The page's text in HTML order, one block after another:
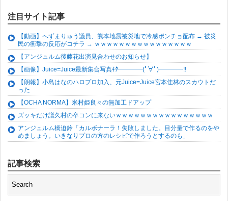
注目サイト記事
【動画】へずまりゅう議員、熊本地震被災地で冷感ポンチョ配布 → 被災
民の衝撃の反応がコチラ → ｗｗｗｗｗｗｗｗｗｗｗｗｗｗｗｗ
【アンジュルム後藤花出演見合わせのお知らせ】
【画像】Juice=Juice最新集合写真ｷﾀ━━━━(ﾟ∀ﾟ)━━━━!!
【朗報】小島はなのハロプロ加入、元Juice=Juice宮本佳林のスカウトだ
った
【OCHA NORMA】米村姫良々の無加工ドアップ
ズッキだけ譜久村の卒コンに来ないｗｗｗｗｗｗｗｗｗｗｗｗｗｗｗｗ
アンジュルム橋迫鈴「カルボナーラ！失敗しました。目分量で作るのをや
めましょう。いきなりプロの方のレシピで作ろうとするのも」
記事検索